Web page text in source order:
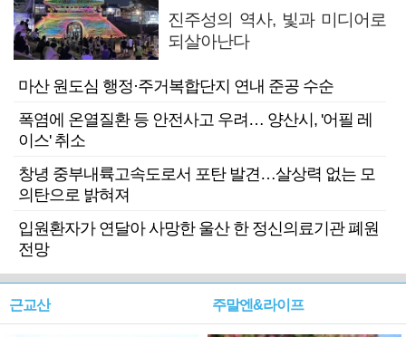
진주성의 역사, 빛과 미디어로
되살아난다
마산 원도심 행정·주거복합단지 연내 준공 수순
폭염에 온열질환 등 안전사고 우려… 양산시, '어필 레
이스' 취소
창녕 중부내륙고속도로서 포탄 발견…살상력 없는 모
의탄으로 밝혀져
입원환자가 연달아 사망한 울산 한 정신의료기관 폐원
전망
근교산 주말엔&라이프